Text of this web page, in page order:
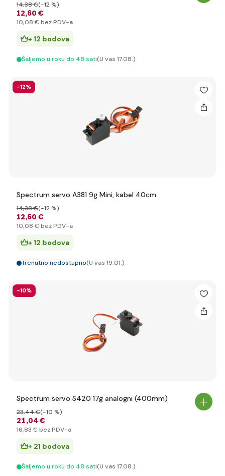
12,60 €
14,38 €(-12 %)
10,08 € bez PDV-a
+ 12 bodova
Šaljemo u roku do 48 sati(U vas 17.08.)
-12%
Spectrum servo A381 9g Mini, kabel 40cm
12,60 €
14,38 €(-12 %)
10,08 € bez PDV-a
+ 12 bodova
Trenutno nedostupno(U vas 19.01.)
-10%
Spectrum servo S420 17g analogni (400mm)
21,04 €
23,44 €(-10 %)
16,83 € bez PDV-a
+ 21 bodova
Šaljemo u roku do 48 sati(U vas 17.08.)